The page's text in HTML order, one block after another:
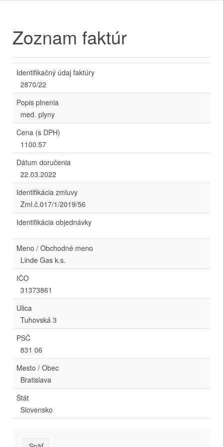
Zoznam faktúr
Identifikačný údaj faktúry
2870/22
Popis plnenia
med. plyny
Cena (s DPH)
1100.57
Dátum doručenia
22.03.2022
Identifikácia zmluvy
Zml.č.017/1/2019/56
Identifikácia objednávky
Meno / Obchodné meno
Linde Gas k.s.
IČO
31373861
Ulica
Tuhovská 3
PSČ
831 06
Mesto / Obec
Bratislava
Štát
Slovensko